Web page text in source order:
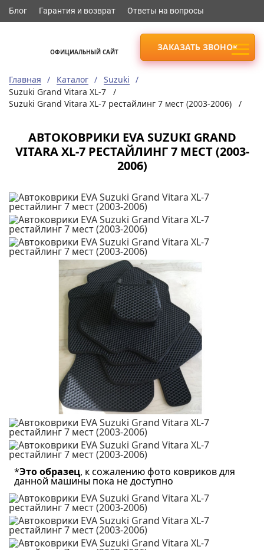
Блог Гарантия и возврат Ответы на вопросы
ОФИЦИАЛЬНЫЙ САЙТ ЗАКАЗАТЬ ЗВОНОК
Главная Каталог
Suzuki
Suzuki Grand Vitara XL-7 /
Suzuki Grand Vitara XL-7 рестайлинг 7 мест (2003-2006) /
АВТОКОВРИКИ EVA SUZUKI GRAND
VITARA XL-7 РЕСТАЙЛИНГ 7 МЕСТ (2003-
2006)
*Это образец, к сожалению фото ковриков для
данной машины пока не доступно